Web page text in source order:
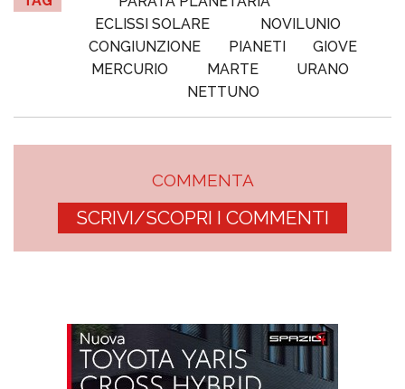
ECLISSI SOLARE
NOVILUNIO
CONGIUNZIONE
PIANETI
GIOVE
MERCURIO
MARTE
URANO
NETTUNO
COMMENTA
SCRIVI/SCOPRI I COMMENTI